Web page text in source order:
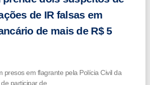
de IR falsas em
de mais de R$ 5
presos em flagrante pela Polícia Civil da
participar de